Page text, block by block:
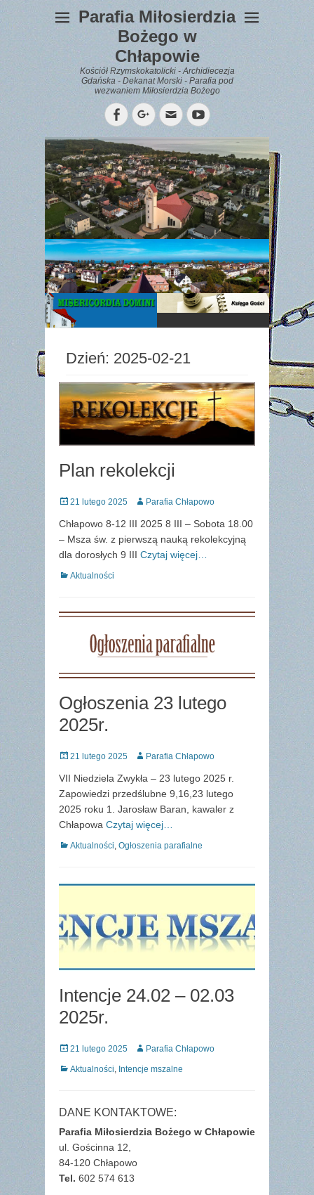
Parafia Miłosierdzia
Bożego w
Chłapowie
Kościół Rzymskokatolicki - Archidiecezja
Gdańska - Dekanat Morski - Parafia pod
wezwaniem Miłosierdzia Bożego
FacebookGoogleplus
EmailYouTube
WYPOCZYNEK
Gazetka
Parafialna
Dzień: 2025-02-21
Plan rekolekcji
Posted
21 lutego 2025 Author
Parafia Chłapowo
Chłapowo 8-12 III 2025 8 III – Sobota 18.00
– Msza św. z pierwszą nauką rekolekcyjną
dla dorosłych 9 III Czytaj więcej…
Categories
Aktualności
Ogłoszenia 23 lutego
2025r.
Posted
21 lutego 2025 AuthorParafia Chłapowo
VII Niedziela Zwykła – 23 lutego 2025 r.
Zapowiedzi przedślubne 9,16,23 lutego
2025 roku 1. Jarosław Baran, kawaler z
Chłapowa Czytaj więcej…
Categories
Aktualności, Ogłoszenia parafialne
Intencje 24.02 – 02.03
2025r.
Posted
21 lutego 2025 AuthorParafia Chłapowo
Categories
Aktualności, Intencje mszalne
DANE KONTAKTOWE:
Parafia Miłosierdzia Bożego w Chłapowie
ul. Gościnna 12,
84-120 Chłapowo
Tel. 602 574 613